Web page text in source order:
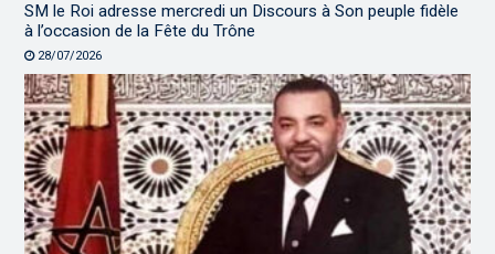
SM le Roi adresse mercredi un Discours à Son peuple fidèle
à l’occasion de la Fête du Trône
28/07/2026